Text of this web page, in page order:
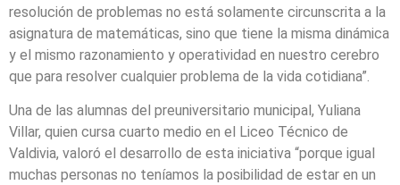
resolución de problemas no está solamente circunscrita a la
asignatura de matemáticas, sino que tiene la misma dinámica
y el mismo razonamiento y operatividad en nuestro cerebro
que para resolver cualquier problema de la vida cotidiana”.
Una de las alumnas del preuniversitario municipal, Yuliana
Villar, quien cursa cuarto medio en el Liceo Técnico de
Valdivia, valoró el desarrollo de esta iniciativa “porque igual
muchas personas no teníamos la posibilidad de estar en un